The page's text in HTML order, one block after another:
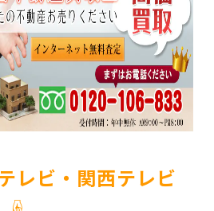
レビ・関西テレビ